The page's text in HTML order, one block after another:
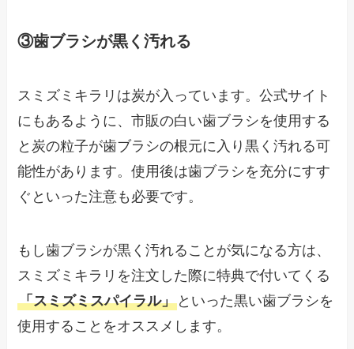
③歯ブラシが黒く汚れる
スミズミキラリは炭が入っています。公式サイト
にもあるように、市販の白い歯ブラシを使用する
と炭の粒子が歯ブラシの根元に入り黒く汚れる可
能性があります。使用後は歯ブラシを充分にすす
ぐといった注意も必要です。
もし歯ブラシが黒く汚れることが気になる方は、
スミズミキラリを注文した際に特典で付いてくる
「スミズミスパイラル」 といった黒い歯ブラシを
使用することをオススメします。